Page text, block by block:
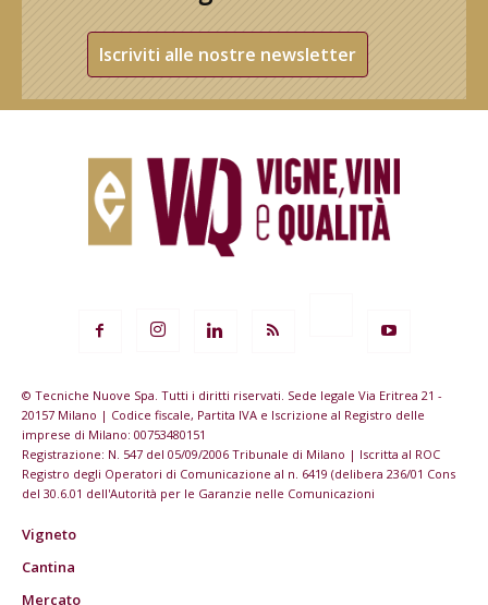
Iscriviti alle nostre newsletter
© Tecniche Nuove Spa. Tutti i diritti riservati. Sede legale Via Eritrea 21 -
20157 Milano | Codice fiscale, Partita IVA e Iscrizione al Registro delle
imprese di Milano: 00753480151
Registrazione: N. 547 del 05/09/2006 Tribunale di Milano | Iscritta al ROC
Registro degli Operatori di Comunicazione al n. 6419 (delibera 236/01 Cons
del 30.6.01 dell'Autorità per le Garanzie nelle Comunicazioni
Vigneto
Cantina
Mercato